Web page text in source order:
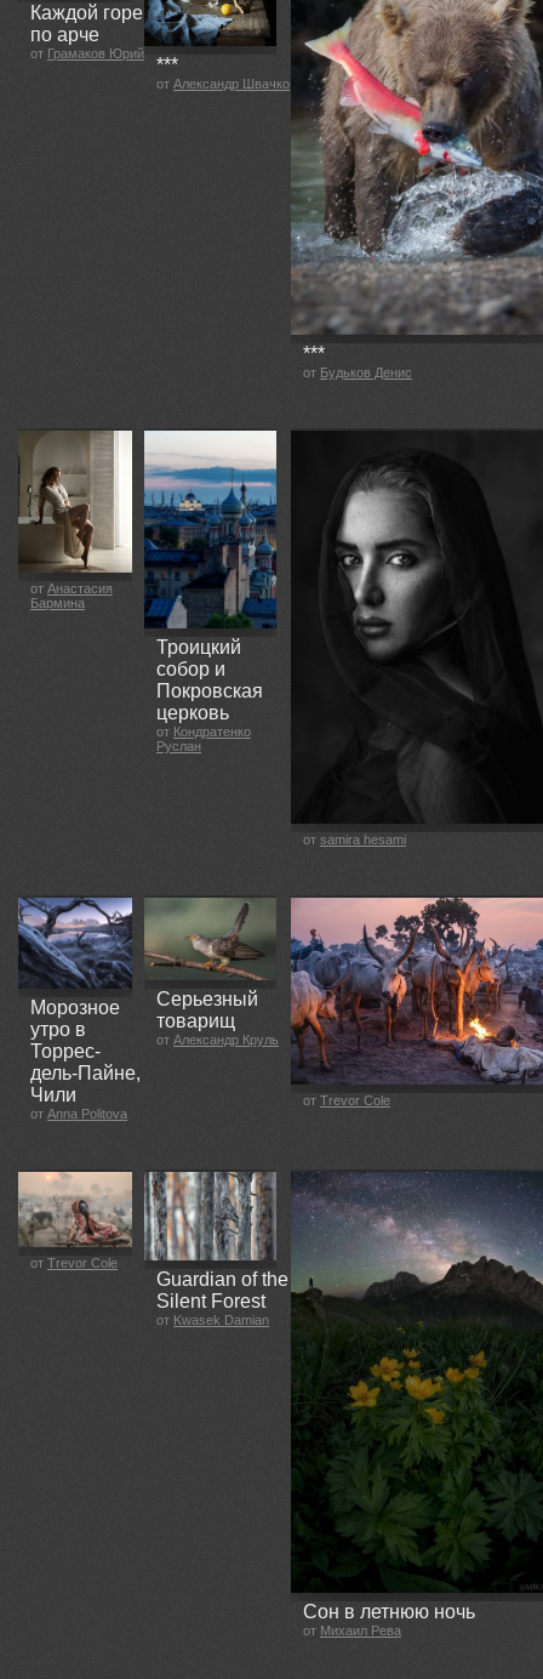
Каждой горе
по арче
от Грамаков Юрий
***
от Александр Швачко
***
от Будьков Денис
от Анастасия
Бармина
Троицкий
собор и
Покровская
церковь
от Кондратенко
Руслан
от samira hesami
Морозное
утро в
Торрес-
дель-Пайне,
Чили
от Anna Politova
Серьезный
товарищ
от Александр Круль
от Trevor Cole
от Trevor Cole
Guardian of the
Silent Forest
от Kwasek Damian
Сон в летнюю ночь
от Михаил Рева